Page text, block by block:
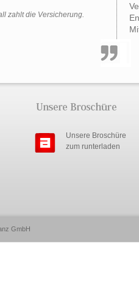
zahlt die Versicherung.
Unsere Broschüre
zum runterladen
GmbH